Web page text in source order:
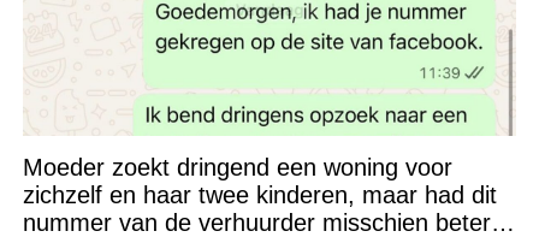
Moeder zoekt dringend een woning voor
zichzelf en haar twee kinderen, maar had dit
nummer van de verhuurder misschien beter